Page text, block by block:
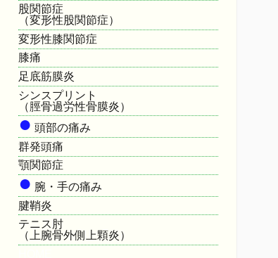
股関節症
（変形性股関節症）
変形性膝関節症
膝痛
足底筋膜炎
シンスプリント
（脛骨過労性骨膜炎）
● 頭部の痛み
群発頭痛
顎関節症
● 腕・手の痛み
腱鞘炎
テニス肘
（上腕骨外側上顆炎）